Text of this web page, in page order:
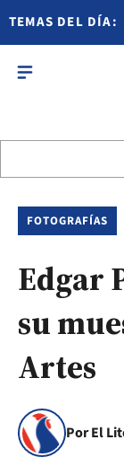
TEMAS DEL DÍA:
FOTOGRAFÍAS
Edgar
su
Artes
Por El